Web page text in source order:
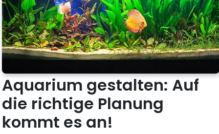
Aquarium gestalten: Auf
die richtige Planung
kommt es an!